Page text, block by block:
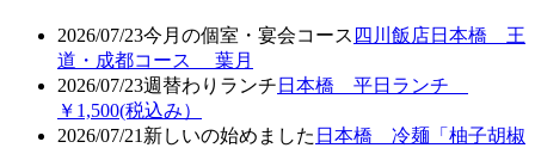
2026/07/23今月の個室・宴会コース 四川飯店日本橋 王
道・成都コース 葉月
2026/07/23週替わりランチ 日本橋 平日ランチ
￥1,500(税込み）
2026/07/21 新しいの始めました 日本橋 冷麺「柚子胡椒